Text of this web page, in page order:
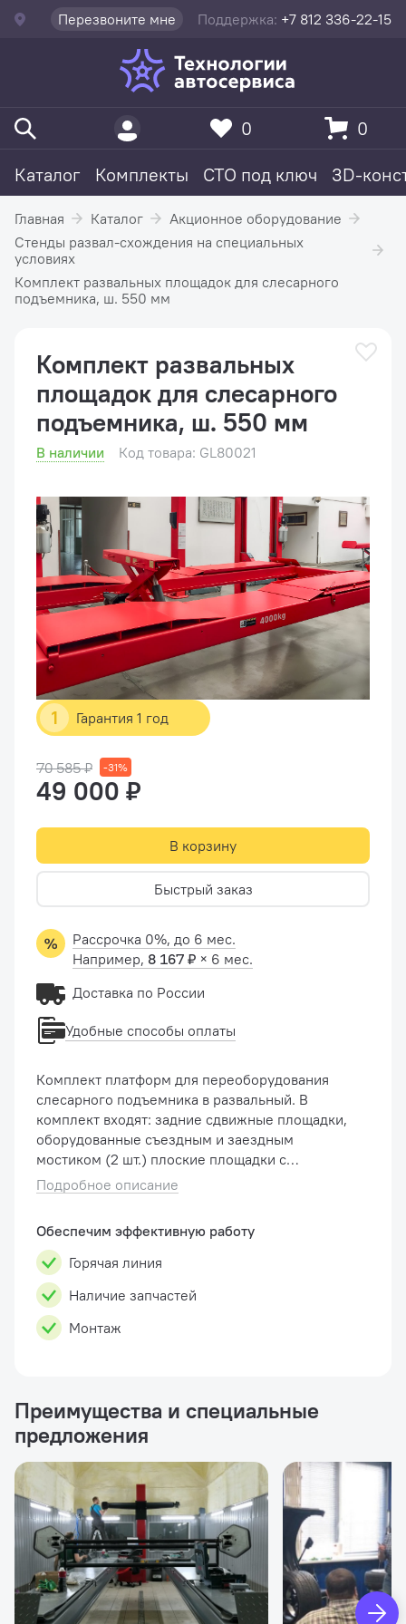
Перезвоните мне Поддержка: +7 812 336-22-15
Каталог Комплекты СТО под ключ 3D-
0 0
Главная Каталог
Акционное оборудование
Стенды развал-схождения на специальных
условиях
Комплект развальных площадок для слесарного
подъемника, ш. 550 мм
1 Гарантия 1 год
Комплект развальных
площадок для слесарного
подъемника, ш. 550 мм
В наличии Код товара: GL80021
Комплект платформ для переоборудования
слесарного подъемника в развальный. В
комплект входят: задние сдвижные площадки,
оборудованные съездным и заездным
мостиком (2 шт.) плоские площадки с
заездным мостиком для передних поворотных
кругов (для возможности прои�...
Подробное описание
Обеспечим эффективную работу
Горячая линия
Наличие запчастей
Монтаж
70 585 ₽ -31%
49 000 ₽
В корзину
Быстрый заказ
Рассрочка 0%, до 6 мес.
Например, 8 167 ₽ × 6 мес.
Доставка по России
Удобные способы оплаты
Преимущества и специальные
предложения